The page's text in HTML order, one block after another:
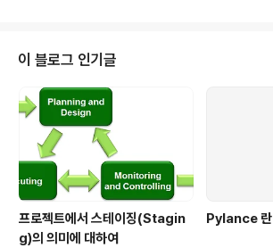
아저씨의 유명한 책에서 풍겨나올듯한 이야기들이 제 현실
앞에서 펼쳐지고 있었습니다. 사실 저 역시 Lisp이란 언어
를 사용하고 싶은 분야는 초 정밀의 프로그래밍 분야라기
보다는 사람들의 삶과 밀접하게 관련있는 프로그램을 작성
하는데 사용하고 싶은데~ 그러한 면에서 Lisp을 통한 음
악 창작을 생각하시는 분의 이야기가 ..
이 블로그 인기글
프로젝트에서 스테이징(Stagin
g)의 의미에 대하여
Pylance 란